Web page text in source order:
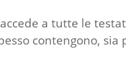
a tutte le
contengono,